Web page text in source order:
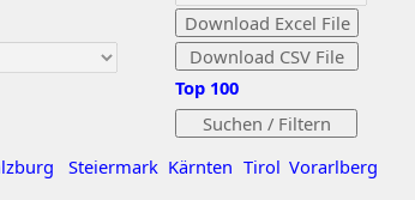
Steiermark Kärnten Tirol Vorarlberg
Top 100